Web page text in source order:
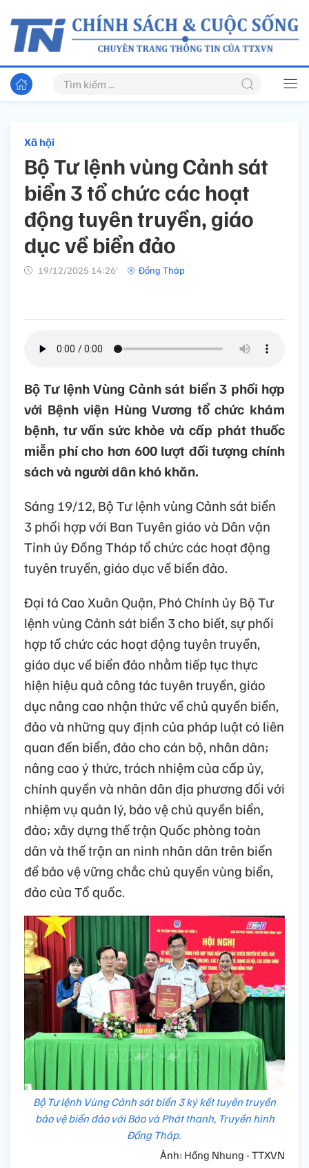
Xã hội
Bộ Tư lệnh vùng Cảnh sát
biển 3 tổ chức các hoạt
động tuyên truyền, giáo
dục về biển đảo
19/12/2025 14:26’ Đồng Tháp
Bộ Tư lệnh Vùng Cảnh sát biển 3 phối hợp
với Bệnh viện Hùng Vương tổ chức khám
bệnh, tư vấn sức khỏe và cấp phát thuốc
miễn phí cho hơn 600 lượt đối tượng chính
sách và người dân khó khăn.
Sáng 19/12, Bộ Tư lệnh vùng Cảnh sát biển
3 phối hợp với Ban Tuyên giáo và Dân vận
Tỉnh ủy Đồng Tháp tổ chức các hoạt động
tuyên truyền, giáo dục về biển đảo.
Đại tá Cao Xuân Quận, Phó Chính ủy Bộ Tư
lệnh vùng Cảnh sát biển 3 cho biết, sự phối
hợp tổ chức các hoạt động tuyên truyền,
giáo dục về biển đảo nhằm tiếp tục thực
hiện hiệu quả công tác tuyên truyền, giáo
dục nâng cao nhận thức về chủ quyền biển,
đảo và những quy định của pháp luật có liên
quan đến biển, đảo cho cán bộ, nhân dân;
nâng cao ý thức, trách nhiệm của cấp ủy,
chính quyền và nhân dân địa phương đối với
nhiệm vụ quản lý, bảo vệ chủ quyền biển,
đảo; xây dựng thế trận Quốc phòng toàn
dân và thế trận an ninh nhân dân trên biển
để bảo vệ vững chắc chủ quyền vùng biển,
đảo của Tổ quốc.
Bộ Tư lệnh Vùng Cảnh sát biển 3 ký kết tuyên truyền
bảo vệ biển đảo với Báo và Phát thanh, Truyền hình
Đồng Tháp.
Ảnh: Hồng Nhung - TTXVN